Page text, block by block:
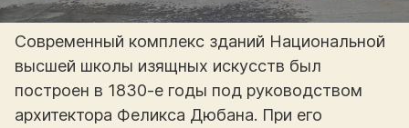
Современный комплекс зданий Национальной
высшей школы изящных искусств был
построен в 1830-е годы под руководством
архитектора Феликса Дюбана. При его